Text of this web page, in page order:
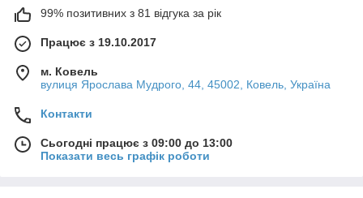
99% позитивних з 81 відгука за рік
Працює з 19.10.2017
м. Ковель
вулиця Ярослава Мудрого, 44, 45002, Ковель, Україна
Контакти
Сьогодні працює з 09:00 до 13:00
Показати весь графік роботи